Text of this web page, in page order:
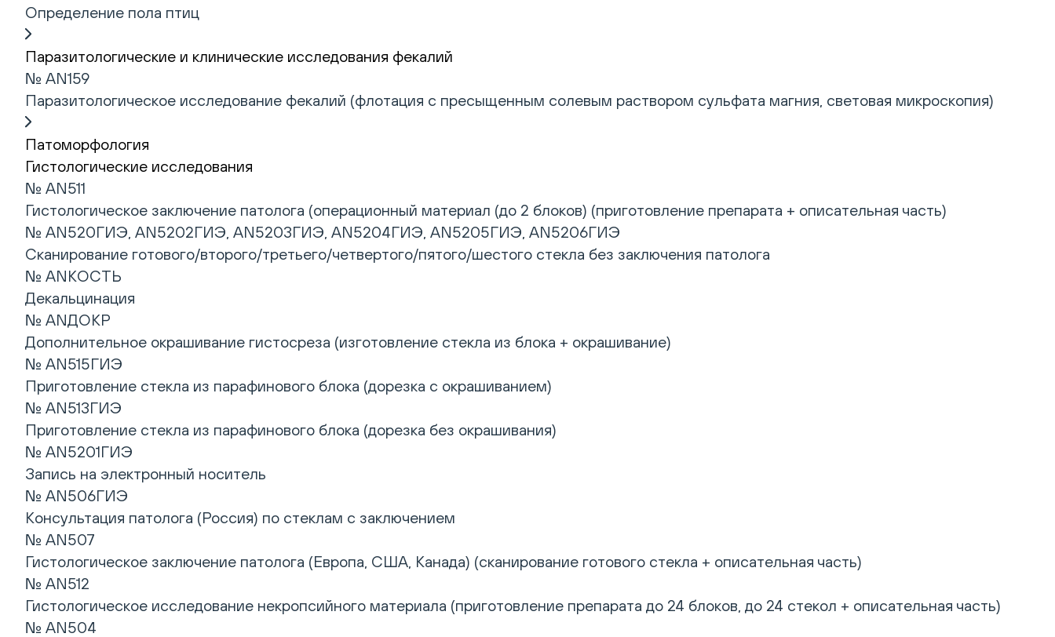
Определение пола птиц
Паразитологические и клинические исследования фекалий
№ AN159
Паразитологическое исследование фекалий (флотация с пресыщенным солевым раствором сульфата магния, световая микроскопия)
Патоморфология
Гистологические исследования
№ AN511
Гистологическое заключение патолога (операционный материал (до 2 блоков) (приготовление препарата + описательная часть)
№ AN520ГИЭ, AN5202ГИЭ, AN5203ГИЭ, AN5204ГИЭ, AN5205ГИЭ, AN5206ГИЭ
Сканирование готового/второго/третьего/четвертого/пятого/шестого стекла без заключения патолога
№ ANКОСТЬ
Декальцинация
№ ANДОКР
Дополнительное окрашивание гистосреза (изготовление стекла из блока + окрашивание)
№ AN515ГИЭ
Приготовление стекла из парафинового блока (дорезка с окрашиванием)
№ AN513ГИЭ
Приготовление стекла из парафинового блока (дорезка без окрашивания)
№ AN5201ГИЭ
Запись на электронный носитель
№ AN506ГИЭ
Консультация патолога (Россия) по стеклам с заключением
№ AN507
Гистологическое заключение патолога (Европа, США, Канада) (сканирование готового стекла + описательная часть)
№ AN512
Гистологическое исследование некропсийного материала (приготовление препарата до 24 блоков, до 24 стекол + описательная часть)
№ AN504